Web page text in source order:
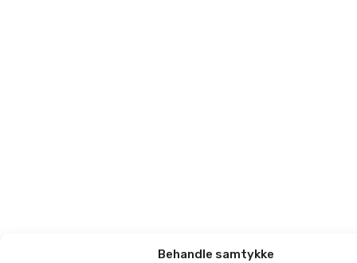
Behandle samtykke